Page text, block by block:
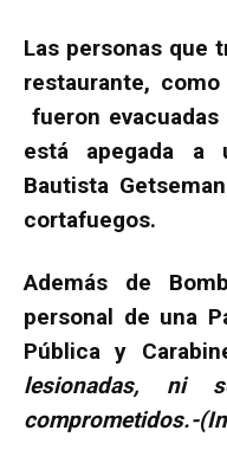
Las personas que
restaurante,
fueron
está apegada a
Bautista
cortafuegos.
Además de
personal de una
Pública y
lesionadas, ni
comprometidos.-